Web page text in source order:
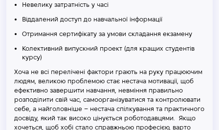
Невелику затратність у часі
Віддалений доступ до навчальної інформації
Отримання сертифікату за умови складання екзамену
Колективний випускний проект (для кращих студентів
курсу)
Хоча не всі перелічені фактори грають на руку працюючим
людям, великою проблемою стає нестача мотивації, щоб
ефективно завершити навчання, невміння правильно
розподілити свій час, самоорганізуватися та контролювати
себе, а найголовніше – нестача спілкування та практичного
досвіду, який так високо цінується роботодавцями. Якщо
хочеться, щоб хобі стало справжньою професією, варто